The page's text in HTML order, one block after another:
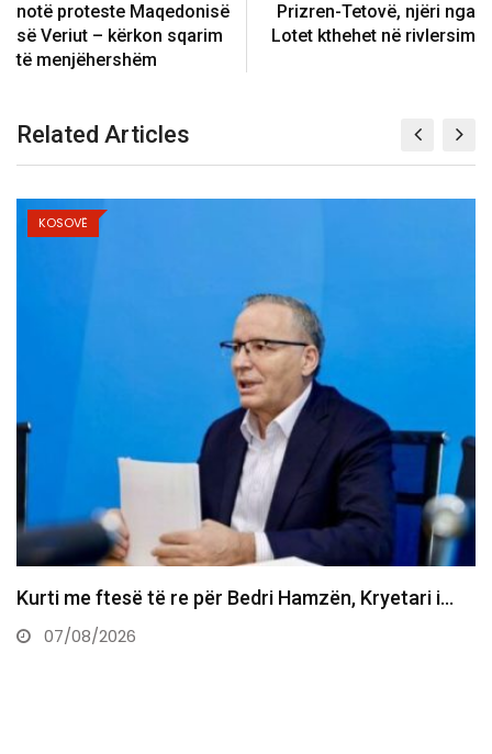
notë proteste Maqedonisë
së Veriut – kërkon sqarim
të menjëhershëm
Prizren-Tetovë, njëri nga
Lotet kthehet në rivlersim
Related Articles
KOSOVË
Sot varroset Naim Kastrati, 62-vjeçari që vdiq
papritur në Karaçevë…